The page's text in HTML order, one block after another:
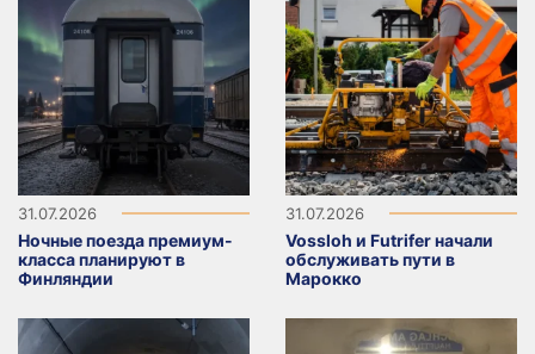
31.07.2026
Ночные поезда премиум-
класса планируют в
Финляндии
31.07.2026
Vossloh и Futrifer начали
обслуживать пути в
Марокко